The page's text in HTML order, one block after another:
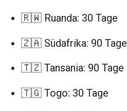
🇷🇼 Ruanda: 30 Tage
🇿🇦 Südafrika: 90 Tage
🇹🇿 Tansania: 90 Tage
🇹🇬 Togo: 30 Tage